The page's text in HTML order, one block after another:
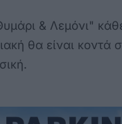
& Λεμόνι"
θα είναι κοντά